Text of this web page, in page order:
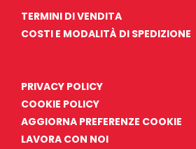
TERMINI DI VENDITA
COSTI E MODALITÀ DI SPEDIZIONE
PRIVACY POLICY
COOKIE POLICY
AGGIORNA PREFERENZE COOKIE
LAVORA CON NOI